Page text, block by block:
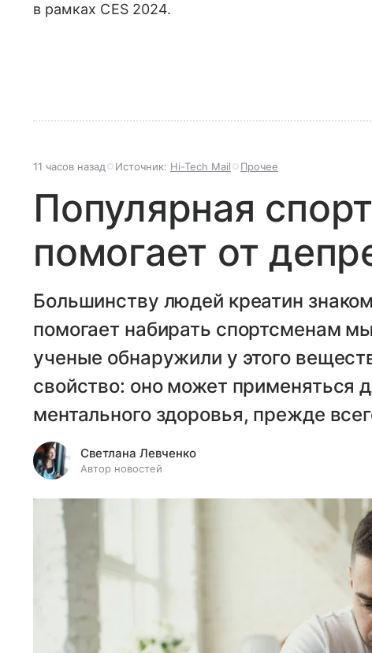
в рамках CES 2024.
11 часов назад Источник: Hi-Tech Mail Прочее
Популярная
помогает от
Большинству людей креатин
помогает набирать спортсменам
ученые обнаружили у этого
свойство: оно может применяться
ментального здоровья, прежде
Светлана Левченко
Автор новостей